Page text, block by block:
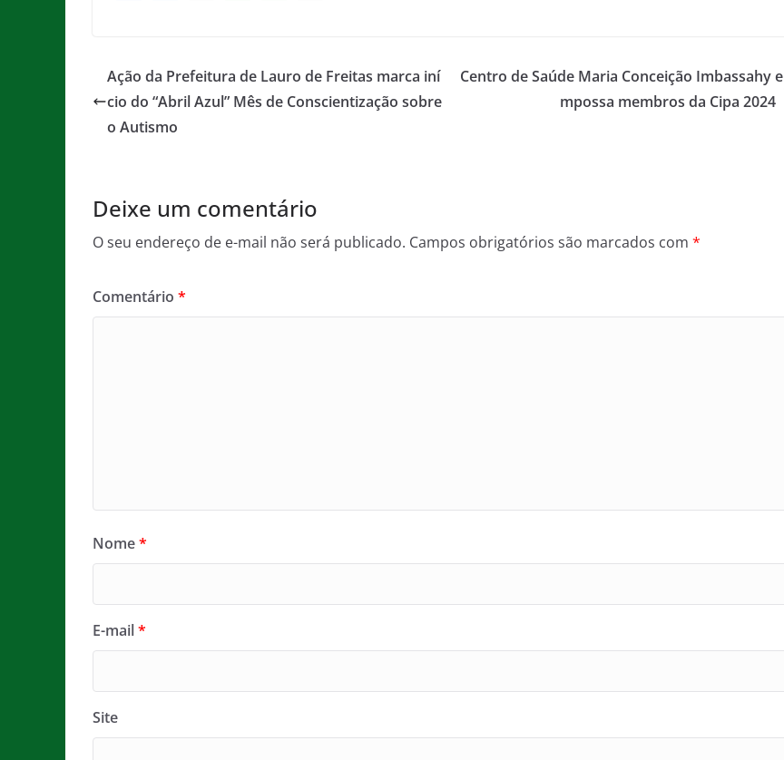
e
b
o
er l s
A
a
g
Ação da Prefeitura de Lauro de Freitas marca iní
cio do “Abril Azul” Mês de Conscientização sobre
o Autismo
Centro de Saúde Maria Conceição Imbassahy e
mpossa membros da Cipa 2024
Deixe um comentário
O seu endereço de e-mail não será publicado. Campos obrigatórios são marcados com *
Comentário *
Nome*
E-mail*
Site